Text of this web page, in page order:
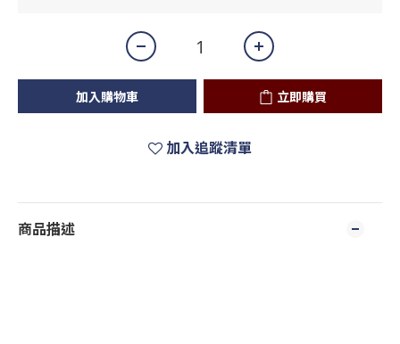
加入購物車 立即購買
加入追蹤清單
商品描述